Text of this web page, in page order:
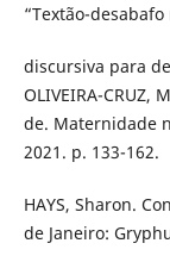
“Textão-
discursiva para
OLIVEIRA-CRUZ,
de. Maternidade
2021. p. 133-162.
HAYS, Sharon.
de Janeiro: